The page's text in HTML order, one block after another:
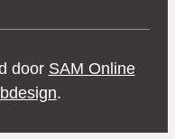
door SAM Online
.